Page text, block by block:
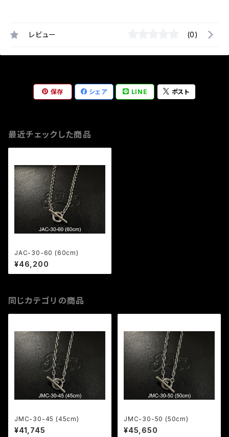
レビュー (0)
保存 シェア LINE ポスト
最近チェックした商品
JAC-30-60 (60cm)
¥46,200
同じカテゴリの商品
JMC-30-45 (45cm)
¥41,745
JMC-30-50 (50cm)
¥45,650